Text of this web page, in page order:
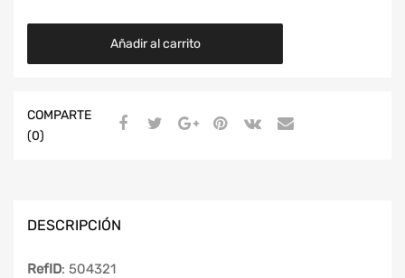
Añadir al carrito
COMPARTE
(0)
DESCRIPCIÓN
RefID: 504321